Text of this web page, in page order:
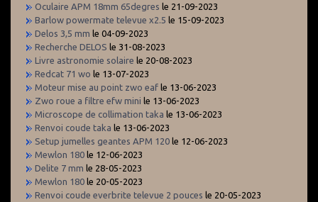
Oculaire APM 18mm 65degres le 21-09-2023
Barlow powermate televue x2.5 le 15-09-2023
Delos 3,5 mm le 04-09-2023
Recherche DELOS le 31-08-2023
Livre astronomie solaire le 20-08-2023
Redcat 71 wo le 13-07-2023
Moteur mise au point zwo eaf le 13-06-2023
Zwo roue a filtre efw mini le 13-06-2023
Microscope de collimation taka le 13-06-2023
Renvoi coude taka le 13-06-2023
Setup jumelles geantes APM 120 le 12-06-2023
Mewlon 180 le 12-06-2023
Delite 7 mm le 28-05-2023
Mewlon 180 le 20-05-2023
Renvoi coude everbrite televue 2 pouces le 20-05-2023